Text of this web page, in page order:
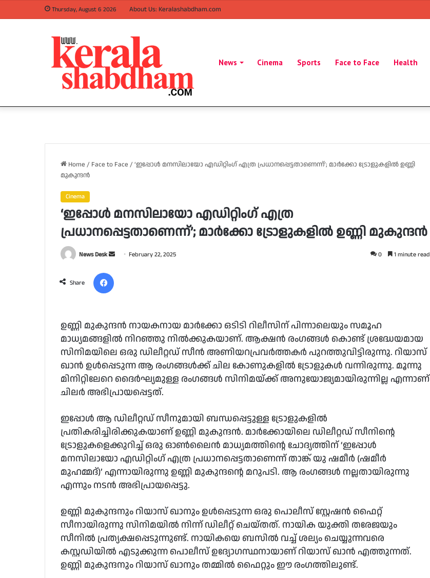
Thursday, August 6 2026 About Us: Keralashabdham.com
News Cinema Sports Face to Face Health
Home / Face to Face /‘ഇപ്പോൾ മനസിലായോ എഡിറ്റിംഗ് എത്ര പ്രധാനപ്പെട്ടതാണെന്ന്’; മാർക്കോ ട്രോളുകളിൽ ഉണ്ണി
മുകുന്ദൻ
Cinema
‘ഇപ്പോൾ മനസിലായോ എഡിറ്റിംഗ് എത്ര
പ്രധാനപ്പെട്ടതാണെന്ന്’; മാർക്കോ ട്രോളുകളിൽ ഉണ്ണി മുകുന്ദൻ
News Desk
Send February 22, 2025 0 1 minute read
Share
ഉണ്ണി മുകുന്ദൻ നായകനായ മാർക്കോ ഒടിടി റിലീസിന് പിന്നാലെയും സമൂഹ
മാധ്യമങ്ങളിൽ നിറഞ്ഞു നിൽക്കുകയാണ്. ആക്ഷൻ രംഗങ്ങൾ കൊണ്ട് ശ്രദ്ധേയമായ
സിനിമയിലെ ഒരു ഡിലീറ്റഡ് സീൻ അണിയറപ്രവർത്തകർ പുറത്തുവിട്ടിരുന്നു. റിയാസ്
ഖാൻ ഉൾപ്പെടുന്ന ആ രംഗങ്ങൾക്ക് ചില കോണുകളിൽ ട്രോളുകൾ വന്നിരുന്നു. മൂന്നു
മിനിറ്റിലേറെ ദൈർഘ്യമുള്ള രംഗങ്ങൾ സിനിമയ്ക്ക് അനുയോജ്യമായിരുന്നില്ല എന്നാണ്
ചിലർ അഭിപ്രായപ്പെട്ടത്.
ഇപ്പോൾ ആ ഡിലീറ്റഡ് സീനുമായി ബന്ധപ്പെട്ടുള്ള ട്രോളുകളിൽ
പ്രതികരിച്ചിരിക്കുകയാണ് ഉണ്ണി മുകുന്ദൻ. മാർക്കോയിലെ ഡിലീറ്റഡ് സീനിന്റെ
ട്രോളുകളെക്കുറിച്ച് ഒരു ഓൺലൈൻ മാധ്യമത്തിന്റെ ചോദ്യത്തിന് ‘ഇപ്പോൾ
മനസിലായോ എഡിറ്റിംഗ് എത്ര പ്രധാനപ്പെട്ടതാണെന്ന് താങ്ക് യു ഷമീർ (ഷമീർ
മുഹമ്മദ്)’ എന്നായിരുന്നു ഉണ്ണി മുകുന്ദന്റെ മറുപടി. ആ രംഗങ്ങൾ നല്ലതായിരുന്നു
എന്നും നടൻ അഭിപ്രായപ്പെട്ടു.
ഉണ്ണി മുകുന്ദനും റിയാസ് ഖാനും ഉൾപ്പെടുന്ന ഒരു പൊലീസ് സ്റ്റേഷൻ ഫൈറ്റ്
സീനായിരുന്നു സിനിമയിൽ നിന്ന് ഡിലീറ്റ് ചെയ്തത്. നായിക യുക്തി തരേജയും
സീനിൽ പ്രത്യക്ഷപ്പെടുന്നുണ്ട്. നായികയെ ബസിൽ വച്ച് ശല്യം ചെയ്യുന്നവരെ
കസ്റ്റഡിയിൽ എടുക്കുന്ന പൊലീസ് ഉദ്യോഗസ്ഥനായാണ് റിയാസ് ഖാൻ എത്തുന്നത്.
ഉണ്ണി മുകുന്ദനും റിയാസ് ഖാനും തമ്മിൽ ഫൈറ്റും ഈ രംഗത്തിലുണ്ട്.